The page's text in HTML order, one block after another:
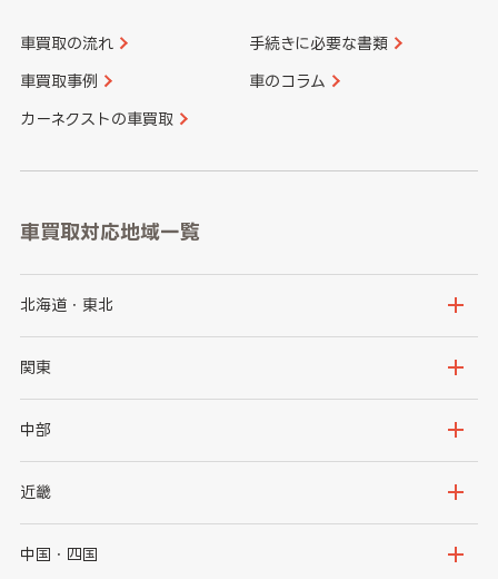
車買取の流れ 手続きに必要な書類
車買取事例 車のコラム
カーネクストの車買取
車買取対応地域一覧
北海道・東北
北海道
岩手県
秋田県
関東
茨城県
群馬県
千葉県
中部
新潟県
石川県
近畿
大阪府
中国・四国